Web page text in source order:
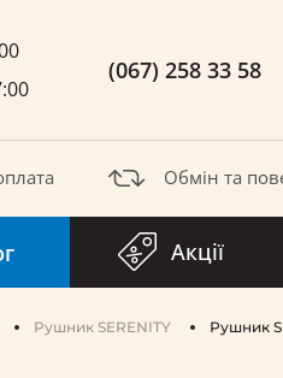
(067) 258 33 58
Обмін та
Акції
Pушник SERENITY Рушник